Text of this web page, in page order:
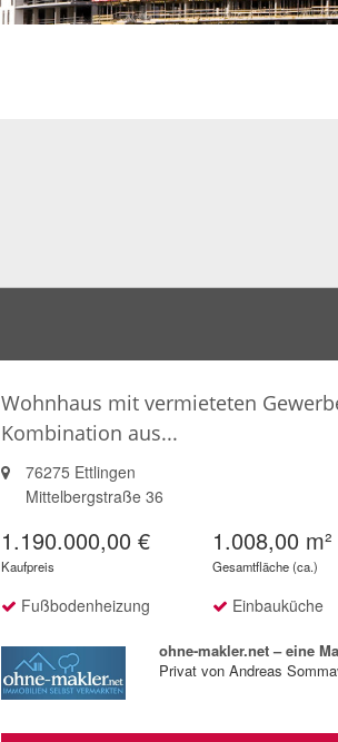
Wohnhaus mit vermieteten
Kombination aus...
76275 Ettlingen
Mittelbergstraße 36
1.190.000,00 €
Kaufpreis
1.008,00 m²
Gesamtfläche (ca.)
Fußbodenheizung Einbauküche
ohne-makler.net – eine
Privat von Andreas